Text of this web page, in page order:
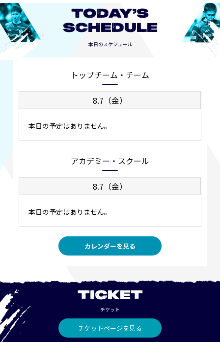
TODAY’S
SCHEDULE
本日のスケジュール
トップチーム・チーム
8.7（金）
本日の予定はありません。
アカデミー・スクール
8.7（金）
本日の予定はありません。
カレンダーを見る
TICKET
チケット
チケットページを見る